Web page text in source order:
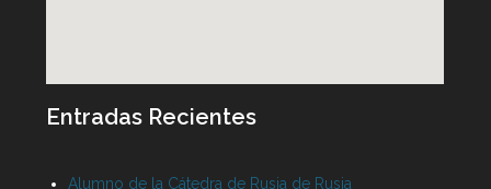
Entradas Recientes
Alumno de la Cátedra de Rusia de Rusia